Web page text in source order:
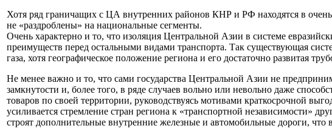
Хотя ряд граничащих с ЦА внутренних районов КНР и РФ находятся в очень
не «раздроблены» на национальные сегменты.
Очень характерно и то, что изоляция Центральной Азии в системе
преимуществ перед остальными видами транспорта. Так существующая
газа, хотя географическое положение региона и его достаточно развитая
Не менее важно и то, что сами государства Центральной Азии не
замкнутости и, более того, в ряде случаев вольно или невольно даже
товаров по своей территории, руководствуясь мотивами краткосрочной
усиливается стремление стран региона к «транспортной независимости»
строят дополнительные внутренние железные и автомобильные дороги,